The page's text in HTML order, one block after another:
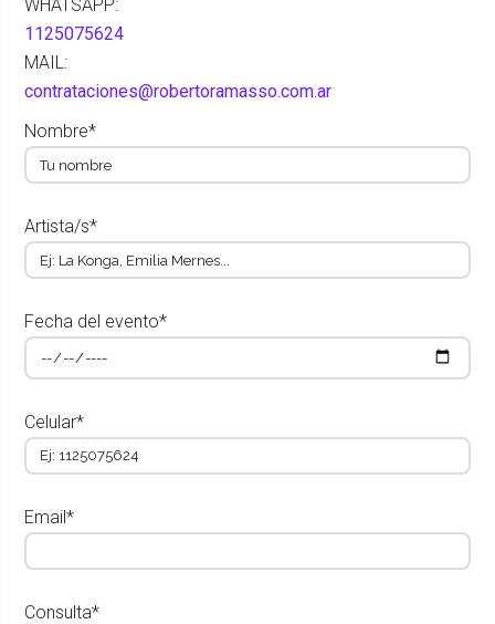
WHATSAPP:
1125075624
MAIL:
contrataciones@robertoramasso.com.ar
Nombre*
Artista/s*
Fecha del evento*
Celular*
Email*
Consulta*